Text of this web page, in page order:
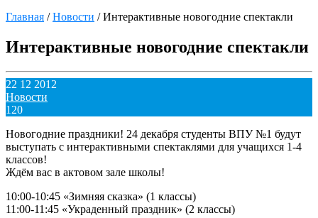
Главная /Новости /Интерактивные новогодние спектакли
Интерактивные новогодние спектакли
22 12 2012
Новости
120
Новогодние праздники! 24 декабря студенты ВПУ №1 будут
выступать с интерактивными спектаклями для учащихся 1-4
классов!
Ждём вас в актовом зале школы!
10:00-10:45 «Зимняя сказка» (1 классы)
11:00-11:45 «Украденный праздник» (2 классы)